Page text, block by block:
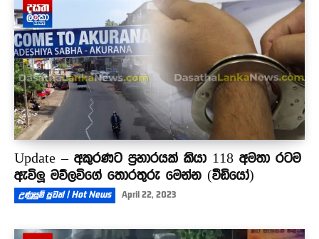
Update – අකුරණට ප්‍රහාරයක් කියා 118 අමතා රටම
ඇවිලූ මව්ලවිගේ තොරතුරු මෙන්න (වීඩියෝ)
උණුසුම් පුවත් | Hot News April 22, 2023